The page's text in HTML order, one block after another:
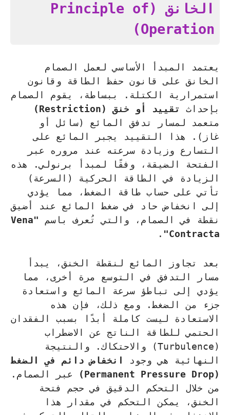
الخانق (Principle of
Operation)
يعتمد المبدأ الأساسي لعمل الصمام
الخانق على قانون حفظ الطاقة وقانون
استمرارية الكتلة. ببساطة، يقوم الصمام
بإحداث
تقييد أو خنق (Restriction)
متعمد لمسار تدفق المائع (سائل أو
غاز). هذا التقييد يجبر المائع على
التسارع وزيادة سرعته عند مروره عبر
الفتحة الضيقة، وفقًا لمبدأ برنولي. هذه
الزيادة في الطاقة الحركية (السرعة)
تأتي على حساب طاقة الضغط، مما يؤدي
إلى انخفاض حاد في ضغط المائع عند أضيق
نقطة في الصمام، والتي تُعرف باسم
"Vena
Contracta"
.
بعد تجاوز المائع لنقطة الخنق، يبدأ
مسار التدفق في التوسع مرة أخرى، مما
يؤدي إلى تباطؤ سرعة المائع واستعادة
جزء من الضغط. ومع ذلك، فإن هذه
الاستعادة ليست كاملة أبدًا بسبب الفقدان
الحتمي للطاقة الناتج عن الاضطراب
(Turbulence) والاحتكاك. والنتيجة
النهائية هي وجود
انخفاض دائم في الضغط
(Permanent Pressure Drop)
عبر الصمام.
من خلال التحكم الدقيق في حجم فتحة
الخنق، يمكن التحكم في مقدار هذا